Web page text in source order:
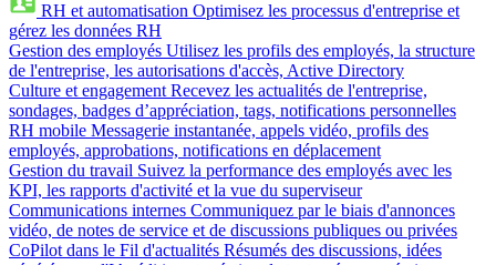
RH et automatisation Optimisez les processus d'entreprise et
gérez les données RH
Gestion des employés Utilisez les profils des employés, la structure
de l'entreprise, les autorisations d'accès, Active Directory
Culture et engagement Recevez les actualités de l'entreprise,
sondages, badges d’appréciation, tags, notifications personnelles
RH mobile Messagerie instantanée, appels vidéo, profils des
employés, approbations, notifications en déplacement
Gestion du travail Suivez la performance des employés avec les
KPI, les rapports d'activité et la vue du superviseur
Communications internes Communiquez par le biais d'annonces
vidéo, de notes de service et de discussions publiques ou privées
CoPilot dans le Fil d'actualités Résumés des discussions, idées